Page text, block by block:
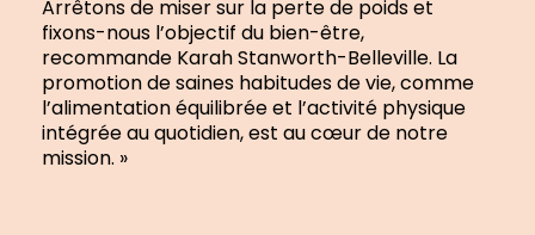
Arrêtons de miser sur la perte de poids et
fixons-nous l’objectif du bien-être,
recommande Karah Stanworth-Belleville. La
promotion de saines habitudes de vie, comme
l’alimentation équilibrée et l’activité physique
intégrée au quotidien, est au cœur de notre
mission. »